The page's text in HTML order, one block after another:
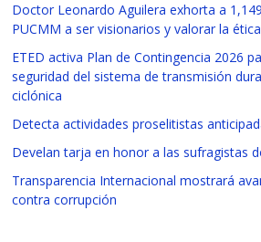
Doctor Leonardo Aguilera exhorta a
PUCMM a ser visionarios y valorar la ética
ETED activa Plan de Contingencia 2026
seguridad del sistema de transmisión
ciclónica
Detecta actividades proselitistas
Develan tarja en honor a las sufragistas
Transparencia Internacional mostrará
contra corrupción